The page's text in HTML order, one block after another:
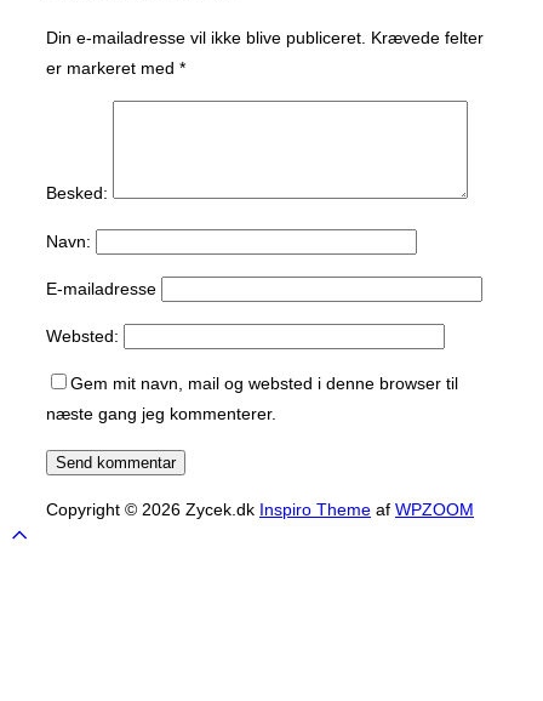
Din e-mailadresse vil ikke blive publiceret. Krævede felter
er markeret med *
Besked:
Navn:
E-mailadresse
Websted:
Gem mit navn, mail og websted i denne browser til
næste gang jeg kommenterer.
Copyright © 2026 Zycek.dk Inspiro Theme af WPZOOM